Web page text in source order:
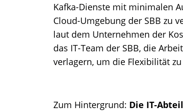
Kafka-Dienste mit minimalen
Cloud-Umgebung der SBB zu
laut dem Unternehmen der
das IT-Team der SBB, die
verlagern, um die Flexibilität
Zum Hintergrund: Die IT-